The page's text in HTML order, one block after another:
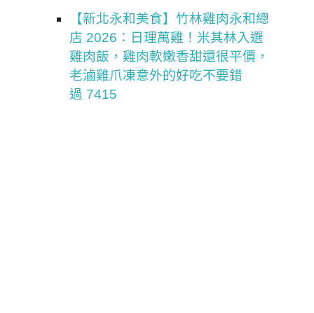
【新北永和美食】竹林雞肉永和總
店 2026：日理萬雞！米其林入選
雞肉飯，雞肉軟嫩香甜還很平價，
老滷雞爪凍意外的好吃不要錯
過 7415